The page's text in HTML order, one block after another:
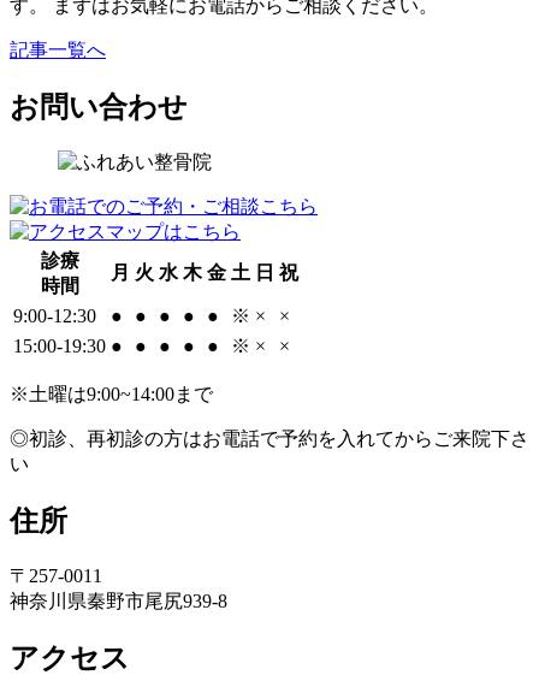
す。 まずはお気軽にお電話からご相談ください。
記事一覧へ
お問い合わせ
診療
時間
月 火 水 木 金 土 日 祝
9:00-12:30 ● ● ● ● ● ※ ×
×
15:00-19:30 ● ● ● ● ● ※ × ×
※土曜は9:00~14:00まで
◎初診、再初診の方はお電話で予約を入れてからご来院下さ
い
住所
〒257-0011
神奈川県秦野市尾尻939-8
アクセス